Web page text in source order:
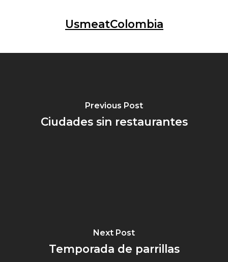
UsmeatColombia
Previous Post
Ciudades sin restaurantes
Next Post
Temporada de parrillas